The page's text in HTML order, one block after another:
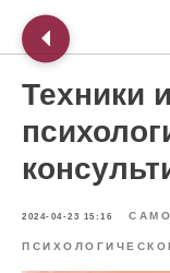
Техники
2024-04-23 15:16